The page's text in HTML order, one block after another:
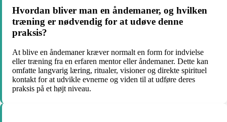
Hvordan bliver man en åndemaner, og hvilken
træning er nødvendig for at udøve denne
praksis?
At blive en åndemaner kræver normalt en form for indvielse
eller træning fra en erfaren mentor eller åndemaner. Dette kan
omfatte langvarig læring, ritualer, visioner og direkte spirituel
kontakt for at udvikle evnerne og viden til at udføre deres
praksis på et højt niveau.